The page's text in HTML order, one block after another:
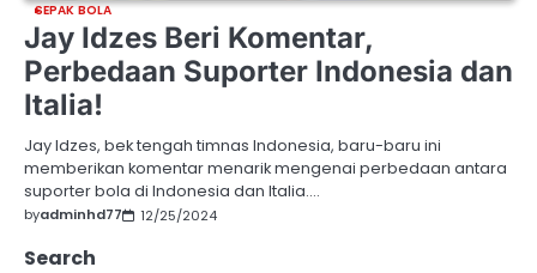
SEPAK BOLA
Jay Idzes Beri Komentar,
Perbedaan Suporter Indonesia dan
Italia!
Jay Idzes, bek tengah timnas Indonesia, baru-baru ini
memberikan komentar menarik mengenai perbedaan antara
suporter bola di Indonesia dan Italia.…
byadminhd77 12/25/2024
Search